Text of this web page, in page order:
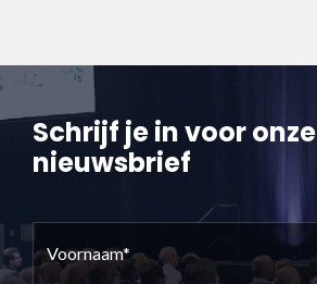
Schrijf je in voor onze
nieuwsbrief